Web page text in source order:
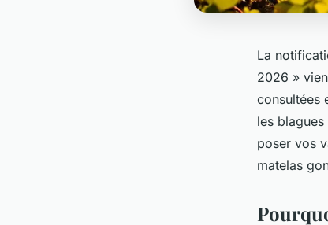
La
2026 »
consultées
les
poser vos
matelas